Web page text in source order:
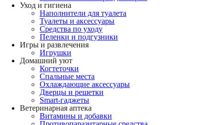
Уход и гигиена
Наполнители для туалета
Туалеты и аксессуары
Средства по уходу
Пеленки и подгузники
Игры и развлечения
Игрушки
Домашний уют
Когтеточки
Спальные места
Охлаждающие аксессуары
Дверцы и решетки
Smart-гаджеты
Ветеринарная аптека
Витамины и добавки